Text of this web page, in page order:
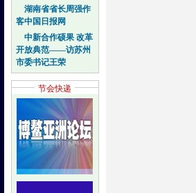
湖南省省长周强作
客中国日报网
中新合作硕果 改革
开放典范——访苏州
市委书记王荣
节会快递